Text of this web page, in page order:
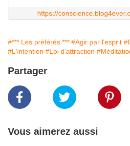
https://
#*** Les préférés *** #Agir par l'esprit
#L'intention #Loi d'attraction
Partager
Vous aimerez aussi